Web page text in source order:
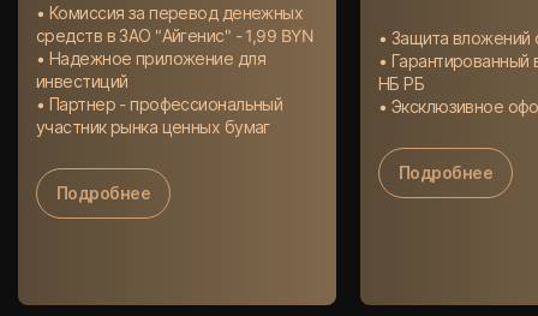
• Комиссия за перевод денежных
средств в ЗАО "Айгенис" - 1,99 BYN
• Надежное приложение для
инвестиций
• Партнер - профессиональный
участник рынка ценных бумаг
Подробнее
• Защита вложений
• Гарантированный
НБ РБ
• Эксклюзивное
Подробнее